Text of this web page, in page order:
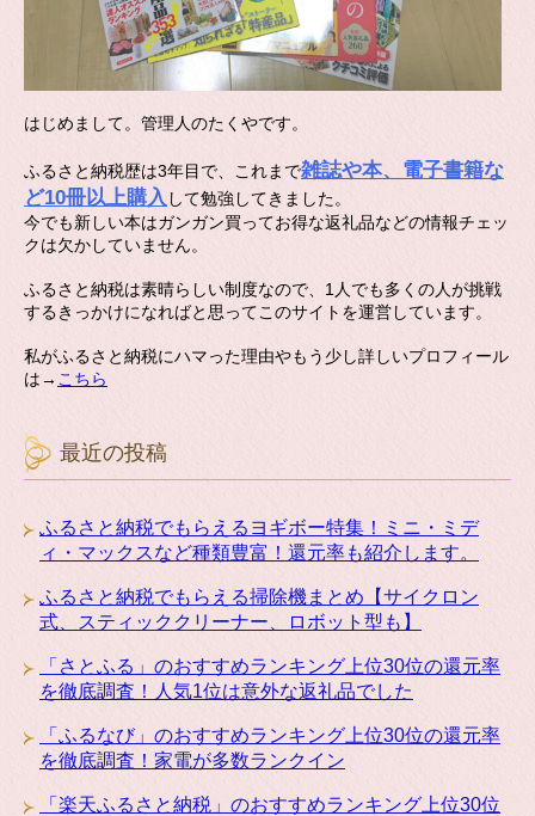
はじめまして。管理人のたくやです。
ふるさと納税歴は3年目で、これまで雑誌や本、電子書籍な
ど10冊以上購入 して勉強してきました。
今でも新しい本はガンガン買ってお得な返礼品などの情報チェッ
クは欠かしていません。
ふるさと納税は素晴らしい制度なので、1人でも多くの人が挑戦
するきっかけになればと思ってこのサイトを運営しています。
私がふるさと納税にハマった理由やもう少し詳しいプロフィール
は→ こちら
最近の投稿
ふるさと納税でもらえるヨギボー特集！ミニ・ミデ
ィ・マックスなど種類豊富！還元率も紹介します。
ふるさと納税でもらえる掃除機まとめ【サイクロン
式、スティッククリーナー、ロボット型も】
「さとふる」のおすすめランキング上位30位の還元率
を徹底調査！人気1位は意外な返礼品でした
「ふるなび」のおすすめランキング上位30位の還元率
を徹底調査！家電が多数ランクイン
「楽天ふるさと納税」のおすすめランキング上位30位